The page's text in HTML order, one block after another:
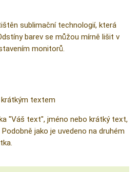
sublimační technologií, která
barev se můžou mírně lišit v
monitorů.
textem
"Váš text", jméno nebo krátký text,
jako je uvedeno na druhém